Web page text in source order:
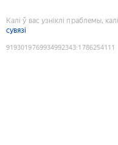
Калі ў вас узніклі праблемы,
сувязі
9193019769934992343:1786254111